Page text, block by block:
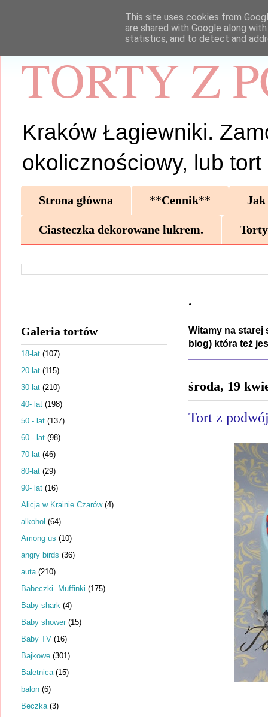
TORTY Z
Kraków Łagiewniki.
okolicznościowy, lub tort
Strona główna **Cennik** Jak
Ciasteczka dekorowane lukrem.
.
Witamy na starej
blog) która też
środa, 19
Tort z
Galeria tortów
18-lat (107)
20-lat (115)
30-lat (210)
40- lat (198)
50 - lat (137)
60 - lat (98)
70-lat (46)
80-lat (29)
90- lat (16)
Alicja w Krainie Czarów (4)
alkohol (64)
Among us (10)
angry birds (36)
auta (210)
Babeczki- Muffinki (175)
Baby shark (4)
Baby shower (15)
Baby TV (16)
Bajkowe (301)
Baletnica (15)
balon (6)
Beczka (3)
This site uses cookies from
are shared with Google along
statistics, and to detect and